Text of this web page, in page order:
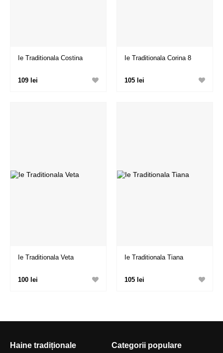
Ie Traditionala Costina
109 lei
Ie Traditionala Corina 8
105 lei
Ie Traditionala Veta
100 lei
Ie Traditionala Tiana
105 lei
Haine tradiționale Categorii populare